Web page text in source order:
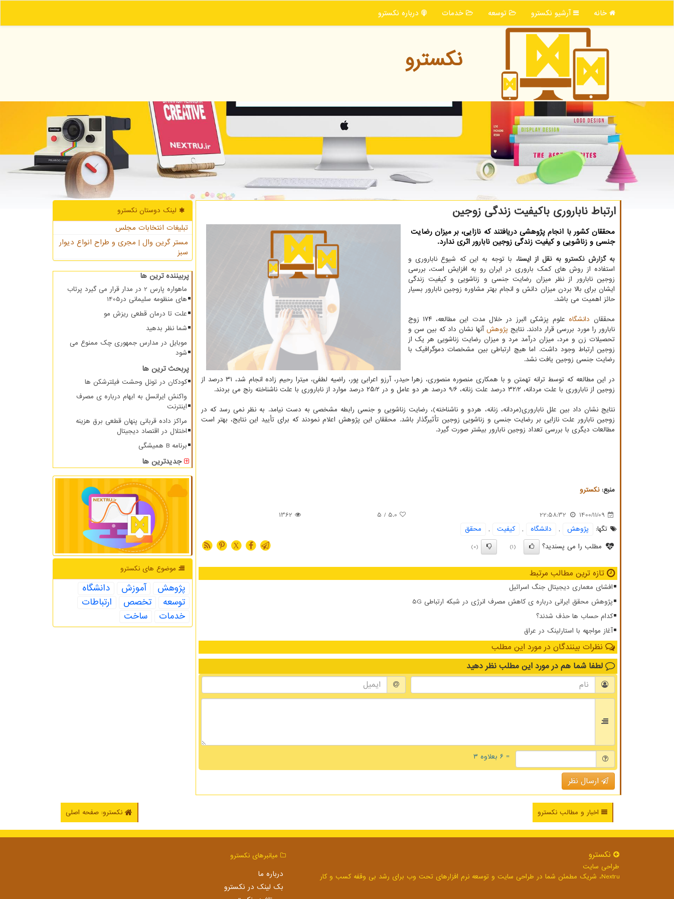
خانه آرشیو نكسترو توسعه خدمات درباره نكسترو
نكسترو
ارتباط ناباروری باکیفیت زندگی زوجین
محققان کشور با انجام پژوهشی دریافتند که نازایی، بر میزان رضایت
جنسی و زناشویی و کیفیت زندگی زوجین نابارور اثری ندارد.
به گزارش نکسترو به نقل از ایسنا، با توجه به این که شیوع ناباروری و
استفاده از روش های کمک باروری در ایران رو به افزایش است، بررسی
زوجین نابارور از نظر میزان رضایت جنسی و زناشویی و کیفیت زندگی
ایشان برای بالا بردن میزان دانش و انجام بهتر مشاوره زوجین نابارور بسیار
حائز اهمیت می باشد.
محققان دانشگاه
علوم پزشکی البرز در خلال مدت این مطالعه، ۱۷۴ زوج
نابارور را مورد بررسی قرار دادند. نتایج پژوهش آنها نشان داد که بین سن و
تحصیلات زن و مرد، میزان درآمد مرد و میزان رضایت زناشویی هر یک از
زوجین ارتباط وجود داشت. اما هیچ ارتباطی بین مشخصات دموگرافیک با
رضایت جنسی زوجین یافت نشد.
در این مطالعه که توسط ترانه تهمتن و با همکاری منصوره منصوری، زهرا حیدر، آرزو اعرابی پور، راضیه لطفی، میترا رحیم زاده انجام شد، ۳۱ درصد از
زوجین از ناباروری با علت مردانه، ۳۲/۲ درصد علت زنانه، ۹/۶ درصد هر دو عامل و در ۲۵/۲ درصد موارد از ناباروری با علت ناشناخته رنج می بردند.
نتایج نشان داد بین علل ناباروری(مردانه، زنانه، هردو و ناشناخته)، رضایت زناشویی و جنسی رابطه مشخصی به دست نیامد. به نظر نمی رسد که در
زوجین نابارور علت نازایی بر رضایت جنسی و زناشویی زوجین تأثیرگذار باشد. محققان این پژوهش اعلام نمودند که برای تأیید این نتایج، بهتر است
مطالعات دیگری با بررسی تعداد زوجین نابارور بیشتر صورت گیرد.
منبع:نكسترو
1400/11/09
22:58:32
5.0
/ 5
1362
تگها:
پژوهش , دانشگاه , كیفیت ,
محقق
مطلب را می پسندید؟
(1)
(0)
X
تازه ترین مطالب مرتبط
افشای معماری دیجیتال جنگ اسرائیل
پژوهش محقق ایرانی درباره ی کاهش مصرف انرژی در شبکه ارتباطی 5G
کدام حساب ها حذف شدند؟
آغاز مواجهه با استارلینک در عراق
نظرات بینندگان در مورد این مطلب
لطفا شما هم در مورد این مطلب نظر دهید
= ۶ بعلاوه ۳
ارسال نظر
لینک دوستان نكسترو
تبلیغات انتخابات مجلس
مستر گرین وال | مجری و طراح انواع دیوار
سبز
پربیننده ترین ها
ماهواره پارس 2 در مدار قرار می گیرد پرتاب
های منظومه سلیمانی در1405
علت تا درمان قطعی ریزش مو
شما نظر بدهید
موبایل در مدارس جمهوری چک ممنوع می
شود
پربحث ترین ها
کودکان در تونل وحشت فیلترشکن ها
واکنش ایرانسل به ابهام درباره ی مصرف
اینترنت
مراکز داده قربانی پنهان قطعی برق هزینه
اختلال در اقتصاد دیجیتال
برنامه B همیشگی
جدیدترین ها
موضوع های نكسترو
پژوهش آموزش
دانشگاه
توسعه
تخصص
ارتباطات
خدمات
ساخت
اخبار و مطالب نکسترو نکسترو: صفحه اصلی
نكسترو
طراحی سایت
Nextru، شریک مطمئن شما در طراحی سایت و توسعه نرم افزارهای تحت وب برای رشد بی وقفه کسب و کار
میانبرهای نكسترو
درباره ما
بک لینک در نكسترو